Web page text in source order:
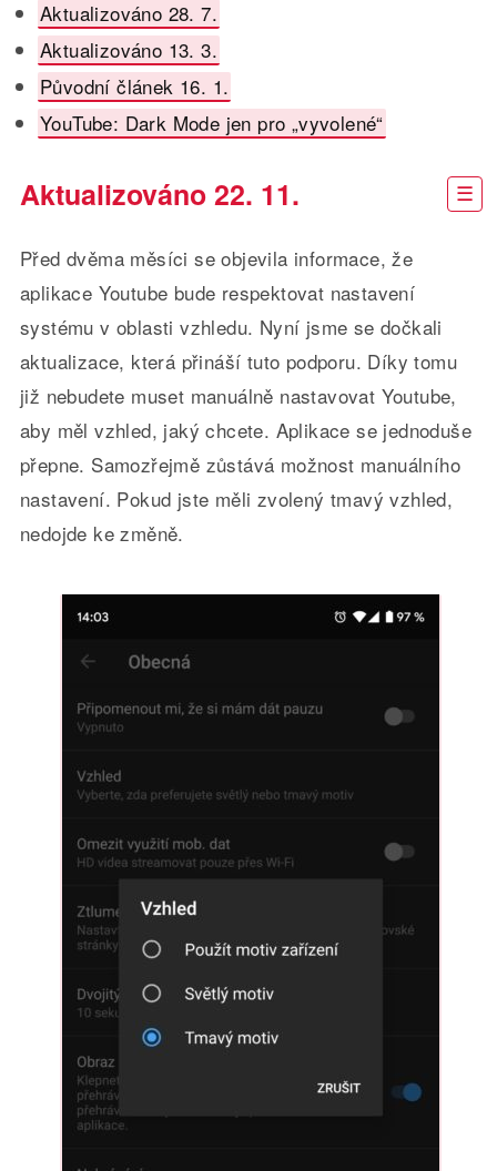
Aktualizováno 28. 7.
Aktualizováno 13. 3.
Původní článek 16. 1.
YouTube: Dark Mode jen pro „vyvolené“
Aktualizováno 22. 11.
Před dvěma měsíci se objevila informace, že
aplikace Youtube bude respektovat nastavení
systému v oblasti vzhledu. Nyní jsme se dočkali
aktualizace, která přináší tuto podporu. Díky tomu
již nebudete muset manuálně nastavovat Youtube,
aby měl vzhled, jaký chcete. Aplikace se jednoduše
přepne. Samozřejmě zůstává možnost manuálního
nastavení. Pokud jste měli zvolený tmavý vzhled,
nedojde ke změně.